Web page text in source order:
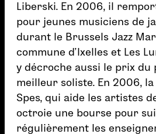
Liberski. En 2006, il
pour jeunes musiciens de
durant le Brussels Jazz
commune d’Ixelles et Les
y décroche aussi le prix du
meilleur soliste. En 2006,
Spes, qui aide les artistes
octroie une bourse pour
régulièrement les